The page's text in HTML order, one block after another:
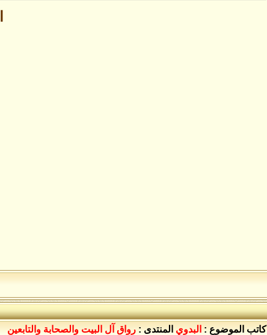
كاتب الموضوع : البدوي المنتدى : رواق آل البيت والصحابة والتابعين